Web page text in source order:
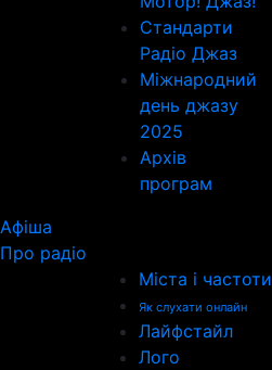
Стандарти
Радіо Джаз
Міжнародний
день джазу
2025
Архів
програм
Афіша
Про радіо
Міста і частоти
Як слухати онлайн
Лайфстайл
Лого